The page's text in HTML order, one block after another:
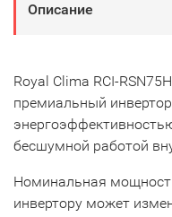
Описание
Royal Clima RCI-
премиальный
бесшумной работой
Номинальная
инвертору может